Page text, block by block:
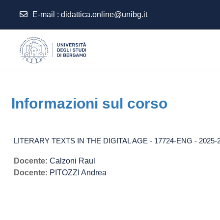
E-mail : didattica.online@unibg.it
Informazioni sul corso
LITERARY TEXTS IN THE DIGITAL AGE - 17724-ENG - 2025-
Docente: Calzoni Raul
Docente: PITOZZI Andrea